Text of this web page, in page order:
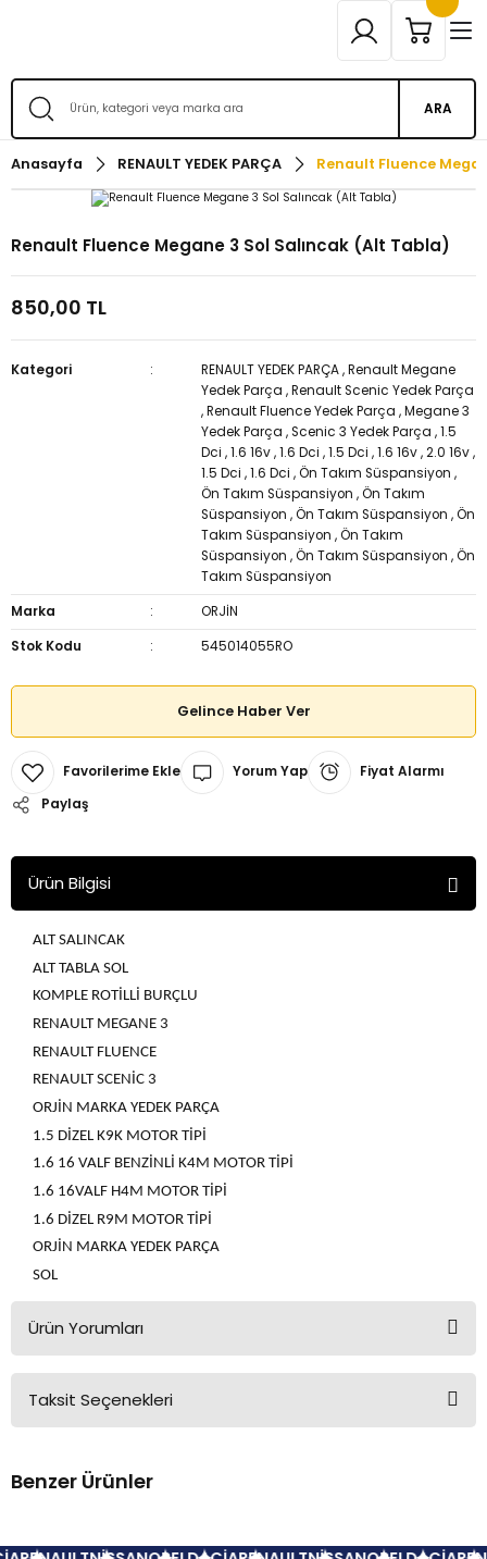
ARA
Anasayfa RENAULT YEDEK PARÇA Renault Fluence
Renault Fluence Megane 3 Sol Salıncak (Alt Tabla)
850,00 TL
Kategori RENAULT YEDEK PARÇA ,Renault Megane
Yedek Parça ,Renault Scenic Yedek Parça
,Renault Fluence Yedek Parça ,Megane 3
Yedek Parça ,Scenic 3 Yedek Parça ,1.5
Dci ,1.6 16v ,1.6 Dci ,1.5 Dci ,1.6 16v ,2.0 16v ,
1.5 Dci ,1.6 Dci ,Ön Takım Süspansiyon ,
Ön Takım Süspansiyon ,Ön Takım
Süspansiyon ,Ön Takım Süspansiyon ,Ön
Takım Süspansiyon ,Ön Takım
Süspansiyon ,Ön Takım Süspansiyon ,Ön
Takım Süspansiyon
Marka
ORJİN
Stok Kodu
545014055RO
Gelince Haber Ver
Yorum Yap
Fiyat Alarmı
Paylaş
Ürün Bilgisi
ALT SALINCAK
ALT TABLA SOL
KOMPLE ROTİLLİ BURÇLU
RENAULT MEGANE 3
RENAULT FLUENCE
RENAULT SCENİC 3
ORJİN MARKA YEDEK PARÇA
1.5 DİZEL K9K MOTOR TİPİ
1.6 16 VALF BENZİNLİ K4M MOTOR TİPİ
1.6 16VALF H4M MOTOR TİPİ
1.6 DİZEL R9M MOTOR TİPİ
ORJİN MARKA YEDEK PARÇA
SOL
Ürün Yorumları
Bu ürüne ilk yorumu siz yapın!
Taksit Seçenekleri
Benzer Ürünler